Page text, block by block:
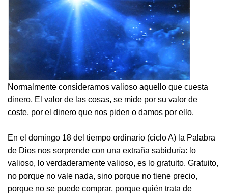
Normalmente consideramos valioso aquello que cuesta
dinero. El valor de las cosas, se mide por su valor de
coste, por el dinero que nos piden o damos por ello.
En el domingo 18 del tiempo ordinario (ciclo A) la Palabra
de Dios nos sorprende con una extraña sabiduría: lo
valioso, lo verdaderamente valioso, es lo gratuito. Gratuito,
no porque no vale nada, sino porque no tiene precio,
porque no se puede comprar, porque quién trata de